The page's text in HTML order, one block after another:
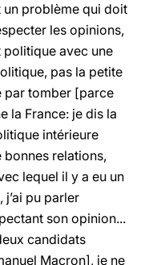
un problème qui doit
les opinions,
politique avec une
pas la petite
par tomber [parce
la France: je dis la
intérieure
bonnes relations,
lequel il y a eu un
pu parler
son opinion...
candidats
Macron], je ne